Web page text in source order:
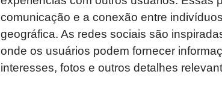
comunicação e a conexão entre
geográfica. As redes sociais são
onde os usuários podem fornecer
interesses, fotos e outros detalhes